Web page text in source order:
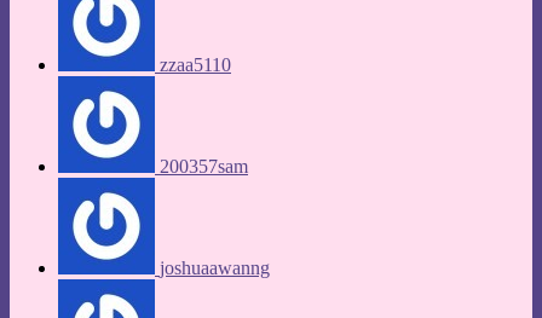
zzaa5110
200357sam
joshuaawanng